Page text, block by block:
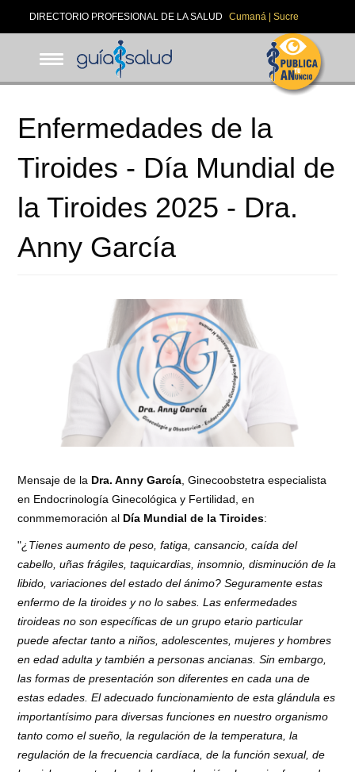
DIRECTORIO PROFESIONAL DE LA SALUD Cumaná | Sucre
Enfermedades de la
Tiroides - Día Mundial de
la Tiroides 2025 - Dra.
Anny García
Mensaje de la Dra. Anny García , Ginecoobstetra especialista
en Endocrinología Ginecológica y Fertilidad, en
conmmemoración al Día Mundial de la Tiroides:
"¿Tienes aumento de peso, fatiga, cansancio, caída del
cabello, uñas frágiles, taquicardias, insomnio, disminución de la
libido, variaciones del estado del ánimo? Seguramente estas
enfermo de la tiroides y no lo sabes. Las enfermedades
tiroideas no son específicas de un grupo etario particular
puede afectar tanto a niños, adolescentes, mujeres y hombres
en edad adulta y también a personas ancianas. Sin embargo,
las formas de presentación son diferentes en cada una de
estas edades. El adecuado funcionamiento de esta glándula es
importantísimo para diversas funciones en nuestro organismo
tanto como el sueño, la regulación de la temperatura, la
regulación de la frecuencia cardíaca, de la función sexual, de